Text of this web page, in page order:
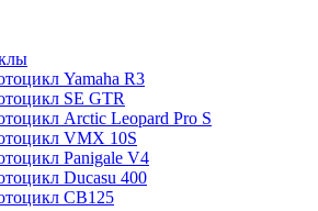
Yamaha R3
SE GTR
Arctic Leopard Pro S
VMX 10S
Panigale V4
Ducasu 400
CB125